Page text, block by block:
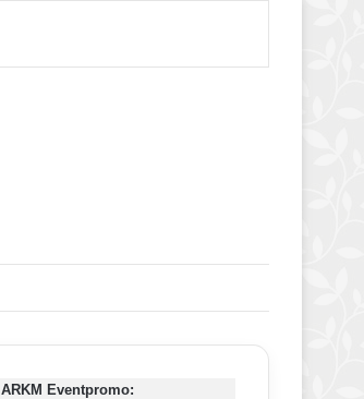
ARKM Eventpromo: